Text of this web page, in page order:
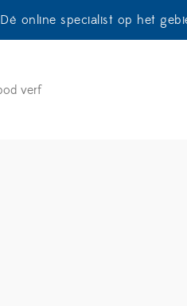
Dé online specialist op het